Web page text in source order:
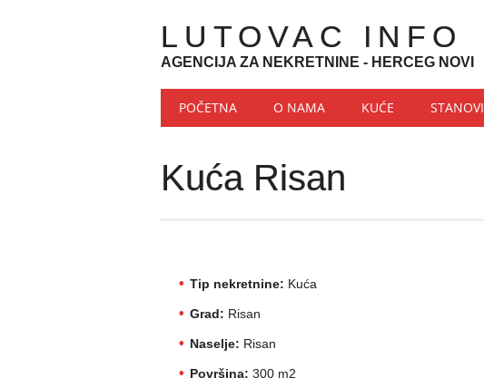
LUTOVAC INFO
AGENCIJA ZA NEKRETNINE - HERCEG NOVI
Main menu
Skip to content
POČETNA O NAMA KUĆE STANOVI
Kuća Risan
Tip nekretnine: Kuća
Grad: Risan
Naselje: Risan
Površina: 300 m2